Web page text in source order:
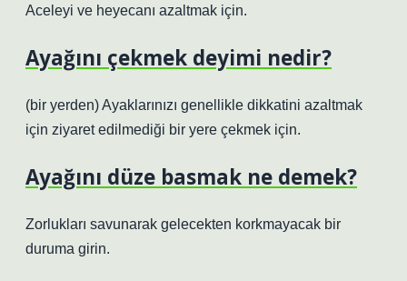
Aceleyi ve heyecanı azaltmak için.
Ayağını çekmek deyimi nedir?
(bir yerden) Ayaklarınızı genellikle dikkatini azaltmak
için ziyaret edilmediği bir yere çekmek için.
Ayağını düze basmak ne demek?
Zorlukları savunarak gelecekten korkmayacak bir
duruma girin.